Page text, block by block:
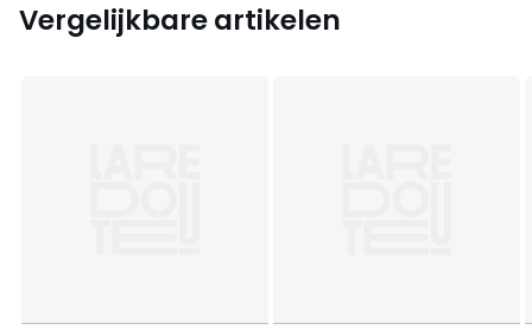
Vergelijkbare artikelen